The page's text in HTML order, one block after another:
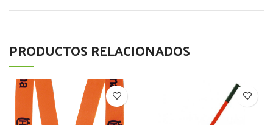
PRODUCTOS RELACIONADOS